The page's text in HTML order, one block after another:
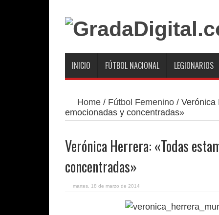
INICIO FÚTBOL NACIONAL LEGIONARIOS
Home/ Fútbol Femenino/ Verónica
emocionadas y concentradas»
Verónica Herrera: «Todas
concentradas»
martes, 18 de marzo de 2014